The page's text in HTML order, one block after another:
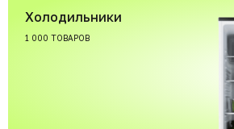
Холодильники
1 000 ТОВАРОВ